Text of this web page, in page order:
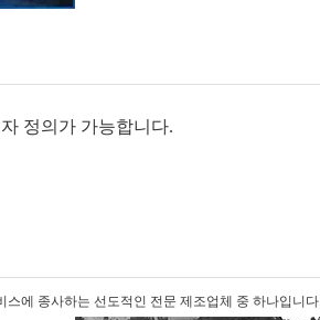
정의가 가능합니다.
에 종사하는 선도적인 전문 제조업체 중 하나입니다.